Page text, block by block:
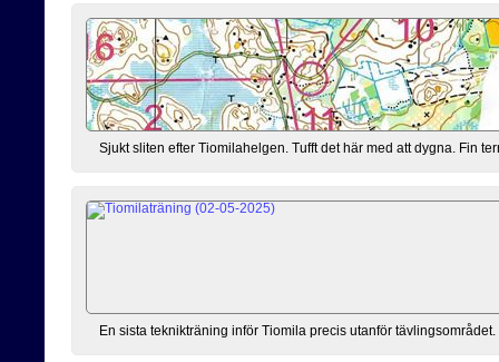
Sjukt sliten efter Tiomilahelgen. Tufft det här med att dygna. Fin
En sista teknikträning inför Tiomila precis utanför